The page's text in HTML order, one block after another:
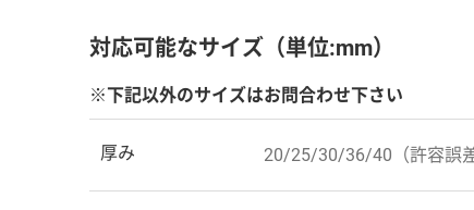
対応可能なサイズ（単位:mm）
※下記以外のサイズはお問合わせ下さい
厚み 20/25/30/36/40（許容誤